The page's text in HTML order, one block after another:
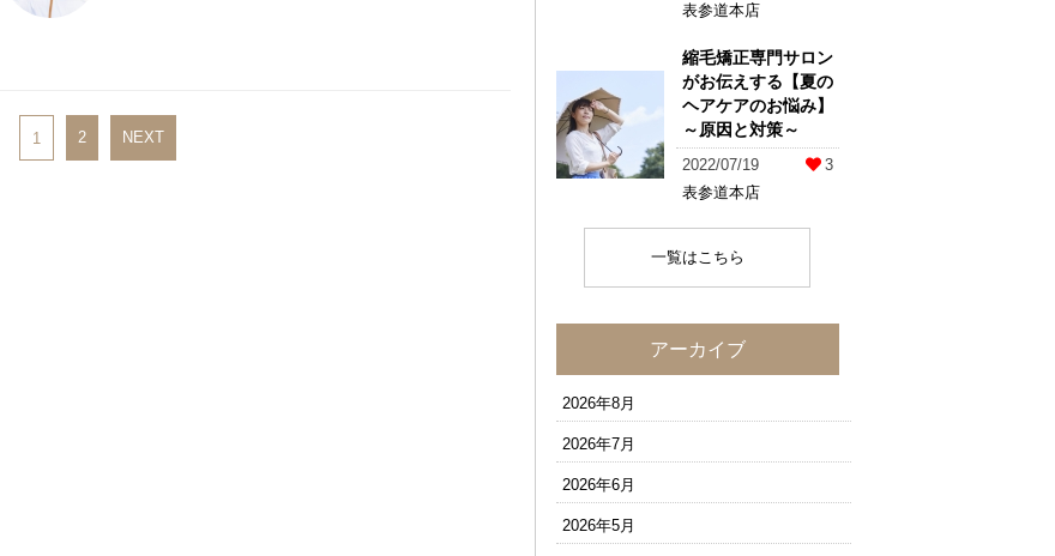
1 2 NEXT
表参道本店
縮毛矯正専門サロン
がお伝えする【夏の
ヘアケアのお悩み】
～原因と対策～
2022/07/19
3
表参道本店
一覧はこちら
アーカイブ
2026年8月
2026年7月
2026年6月
2026年5月